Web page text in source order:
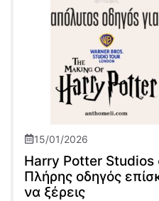
15/01/2026
Harry Potter Studios
Πλήρης οδηγός
να ξέρεις